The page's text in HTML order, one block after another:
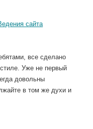
сайта
все сделано
Уже не первый
довольны
в том же духи и